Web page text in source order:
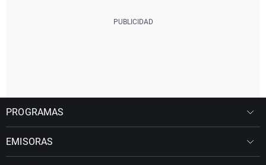
PROGRAMAS
EMISORAS